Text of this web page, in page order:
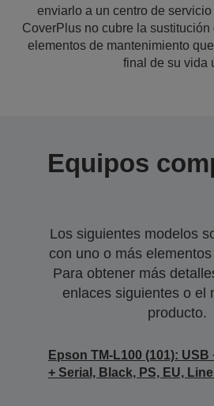
enviarlo a un centro de
CoverPlus no cubre la
elementos de mantenimiento
final de su vida
Equipos
Los siguientes modelos
con uno o más
Para obtener más
enlaces siguientes o el
producto.
Epson TM-L100 (101): USB
+ Serial, Black, PS, EU,